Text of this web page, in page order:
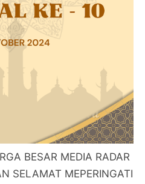
BESAR MEDIA RADAR
SELAMAT MEPERINGATI